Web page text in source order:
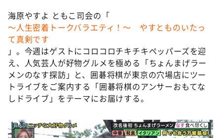
教えて！ニュースライブ 正義のミカタ
ＬＩＦＥ～夢のカタチ～
新婚さんいらっしゃい！
ポツンと一軒家
ザキ山小屋本館
ぺこぱのまるスポ
海原やすよ ともこ司会の「
～人生密着トークバラエティ！～ やすとものいたっ
て真剣です
」。今週はゲストにコロコロチキチキペッパーズを迎
え、人気芸人が好物グルメを極める「ちょんまげラー
メンのなす探訪」と、囲碁将棋が東京の穴場店にツー
トライブをご案内する「囲碁将棋のアンサーおもてな
しドライブ」をテーマにお届けする。